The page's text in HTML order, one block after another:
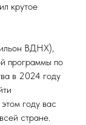
крутое
ВДНХ),
программы по
в 2024 году
году вас
стране.